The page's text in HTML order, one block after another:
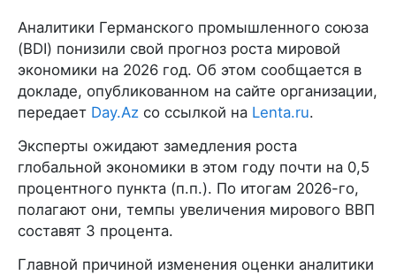
Аналитики Германского промышленного союза
(BDI) понизили свой прогноз роста мировой
экономики на 2026 год. Об этом сообщается в
докладе, опубликованном на сайте организации,
передает Day.Az со ссылкой на Lenta.ru.
Эксперты ожидают замедления роста
глобальной экономики в этом году почти на 0,5
процентного пункта (п.п.). По итогам 2026-го,
полагают они, темпы увеличения мирового ВВП
составят 3 процента.
Главной причиной изменения оценки аналитики